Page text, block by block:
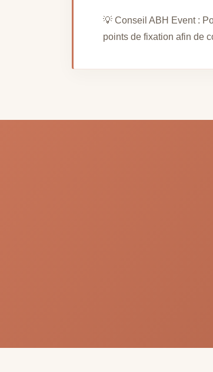
💡 Conseil ABH Event :
points de fixation afin de